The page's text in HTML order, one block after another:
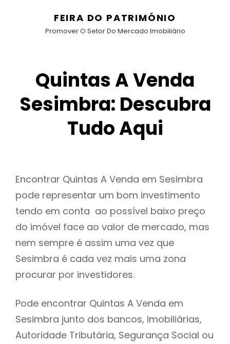
FEIRA DO PATRIMÓNIO
Promover O Setor Do Mercado Imobiliário
Quintas A Venda
Sesimbra: Descubra
Tudo Aqui
Encontrar Quintas A Venda em Sesimbra
pode representar um bom investimento
tendo em conta ao possível baixo preço
do imóvel face ao valor de mercado, mas
nem sempre é assim uma vez que
Sesimbra é cada vez mais uma zona
procurar por investidores.
Pode encontrar Quintas A Venda em
Sesimbra junto dos bancos, imobiliárias,
Autoridade Tributária, Segurança Social ou